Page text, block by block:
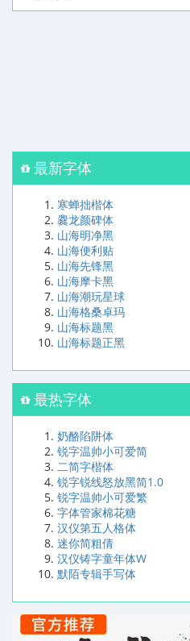
最新字体
寒蝉拙楷体
爨龙颜碑体
山海明净黑
山海便利贴
山海先锋黑
山海摩卡黑
山海潮玩星球
山海格桑卓玛
山海标题黑
山海标题正黑
最热字体
奶酪陷阱体
锐字温帅小可爱简
二简字楷体
锐字锐线怒放黑简1.0
锐字温帅小可爱繁
字体管家棉花糖
汉仪第五人格体
迷你简粗倩
汉仪铸字童年体W
默陌专辑手写体